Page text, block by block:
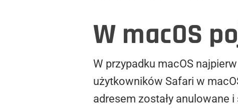
W macOS
W przypadku macOS
użytkowników Safari w
adresem zostały anulowane